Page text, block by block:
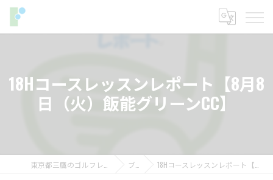
18Hコースレッスンレポート【8月8
日（火）飯能グリーンCC】
ブログ 18Hコースレッスンレポート【8月8日（火）飯能グリーンCC】